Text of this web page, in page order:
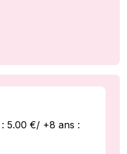
5.00 €/ +8 ans :